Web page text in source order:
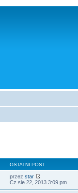
OSTATNI POST
przezstar
Cz sie 22, 2013 3:09 pm